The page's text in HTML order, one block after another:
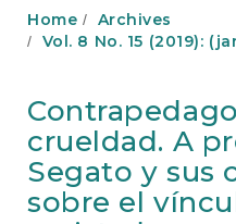
n
n
C
o
n
t
Home
Archives
Vol. 8 No. 15 (2019):
crueldad. A
Segato y sus
sobre el